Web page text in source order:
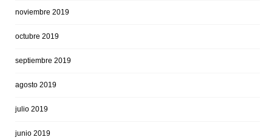
noviembre 2019
octubre 2019
septiembre 2019
agosto 2019
julio 2019
junio 2019